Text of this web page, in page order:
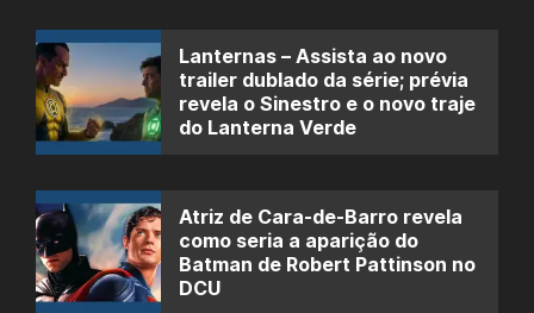
Lanternas – Assista ao novo
trailer dublado da série; prévia
revela o Sinestro e o novo traje
do Lanterna Verde
Atriz de Cara-de-Barro revela
como seria a aparição do
Batman de Robert Pattinson no
DCU